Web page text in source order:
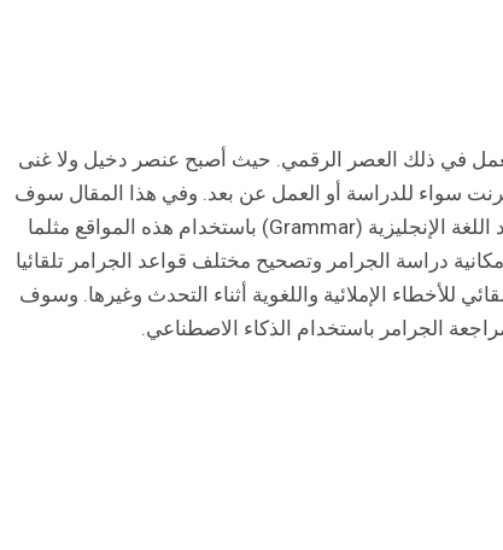
في ذلك العصر الرقمي. حيث أصبح عنصر دخيل ولا غنى
سواء للدراسة أو العمل عن بعد. وفي هذا المقال سوف
نتعرف على أهم 5 مواقع أجنبية تساعد على مراجعة قواعد اللغة الإنجليزية (Grammar) باستخدام هذه المواقع مثلما
دراسة الجرامر وتصحيح مختلف قواعد الجرامر تلقائيا
للأخطاء الإملائية واللغوية أثناء التحدث وغيرها. وسوف
الجرامر باستخدام الذكاء الاصطناعي.